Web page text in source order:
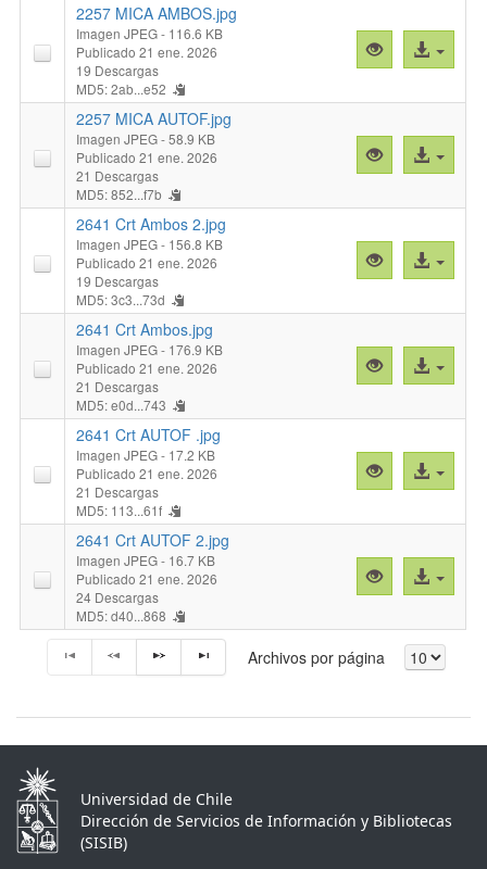
AUTOF
.jpg"
2257 MICA AMBOS.jpg
Imagen JPEG- 116.6 KB
Publicado 21 ene. 2026
19 Descargas
MD5: 2ab...e52
Vista
previa
AMBOS.jpg"
Acceso
al
2257 MICA AUTOF.jpg
Imagen JPEG- 58.9 KB
Publicado 21 ene. 2026
21 Descargas
MD5: 852...f7b
Vista
previa
AUTOF.jpg"
Acceso
al
2641 Crt Ambos 2.jpg
Imagen JPEG- 156.8 KB
Publicado 21 ene. 2026
19 Descargas
MD5: 3c3...73d
Vista
previa
Ambos
2.jpg"
Acceso
al
2641 Crt Ambos.jpg
Imagen JPEG- 176.9 KB
Publicado 21 ene. 2026
21 Descargas
MD5: e0d...743
Vista
previa
Ambos.jpg"
Acceso
al
2641 Crt AUTOF .jpg
Imagen JPEG- 17.2 KB
Publicado 21 ene. 2026
21 Descargas
MD5: 113...61f
Vista
previa
AUTOF
.jpg"
Acceso
al
2641 Crt AUTOF 2.jpg
Imagen JPEG- 16.7 KB
Publicado 21 ene. 2026
24 Descargas
MD5: d40...868
Vista
previa
AUTOF
Acceso
al
Archivos por página
Universidad de Chile
Dirección de Servicios de Información y Bibliotecas
(SISIB)